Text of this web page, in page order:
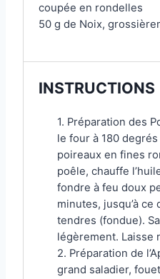
coupée en rondelles
50 g de Noix,
INSTRUCTIONS
1. Préparation des
le four à 180
poireaux en fines
poêle, chauffe
fondre à feu doux
minutes, jusqu’à ce
tendres (fondue).
légèrement. Laisse
2. Préparation de
grand saladier,